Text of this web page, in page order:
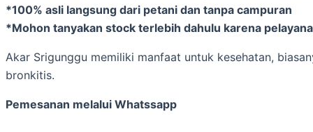
*100% asli langsung dari petani dan tanpa campuran
*Mohon tanyakan stock terlebih dahulu karena
Akar Srigunggu memiliki manfaat untuk kesehatan,
bronkitis.
Pemesanan melalui Whatssapp